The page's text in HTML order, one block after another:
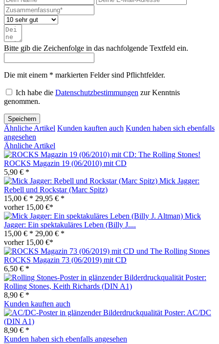
Bitte gib die Zeichenfolge in das nachfolgende Textfeld ein.
Die mit einem * markierten Felder sind Pflichtfelder.
Ich habe die Datenschutzbestimmungen zur Kenntnis
genommen.
Speichern
Ähnliche Artikel Kunden kauften auch Kunden haben sich ebenfalls
angesehen
Ähnliche Artikel
ROCKS Magazin 19 (06/2010) mit CD
5,90 € *
Mick Jagger:
Rebell und Rockstar (Marc Spitz)
15,00 € * 29,95 € *
vorher 15,00 €*
Mick
Jagger: Ein spektakuläres Leben (Billy J....
15,00 € * 29,00 € *
vorher 15,00 €*
ROCKS Magazin 73 (06/2019) mit CD
6,50 € *
Poster:
Rolling Stones, Keith Richards (DIN A1)
8,90 € *
Kunden kauften auch
Poster: AC/DC
(DIN A1)
8,90 € *
Kunden haben sich ebenfalls angesehen